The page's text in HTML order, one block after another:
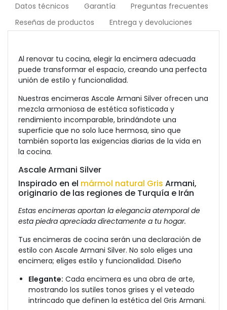
Datos técnicos
Garantía
Preguntas frecuentes
Reseñas de productos
Entrega y devoluciones
Al renovar tu cocina, elegir la encimera adecuada
puede transformar el espacio, creando una perfecta
unión de estilo y funcionalidad.
Nuestras encimeras Ascale Armani Silver ofrecen una
mezcla armoniosa de estética sofisticada y
rendimiento incomparable, brindándote una
superficie que no solo luce hermosa, sino que
también soporta las exigencias diarias de la vida en
la cocina.
Ascale Armani Silver
Inspirado en el mármol natural Gris Armani,
originario de las regiones de Turquía e Irán
Estas encimeras aportan la elegancia atemporal de
esta piedra apreciada directamente a tu hogar.
Tus encimeras de cocina serán una declaración de
estilo con Ascale Armani Silver. No solo eliges una
encimera; eliges estilo y funcionalidad. Diseño
Elegante: Cada encimera es una obra de arte,
mostrando los sutiles tonos grises y el veteado
intrincado que definen la estética del Gris Armani.